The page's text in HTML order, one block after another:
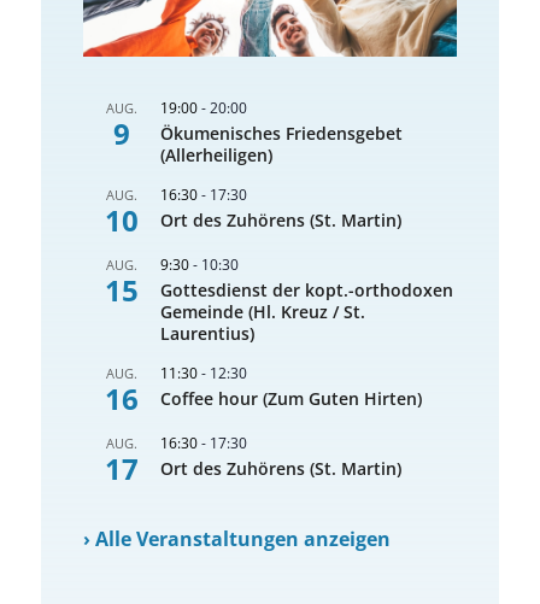
AUG.
9
19:00-20:00
Ökumenisches Friedensgebet
(Allerheiligen)
AUG.
10
16:30- 17:30
Ort des Zuhörens (St. Martin)
AUG.
15
9:30- 10:30
Gottesdienst der kopt.-orthodoxen
Gemeinde (Hl. Kreuz / St.
Laurentius)
AUG.
16
11:30- 12:30
Coffee hour (Zum Guten Hirten)
AUG.
17
16:30- 17:30
Ort des Zuhörens (St. Martin)
›Alle Veranstaltungen anzeigen